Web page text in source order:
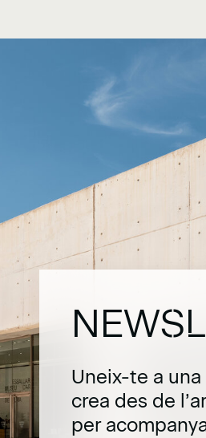
Uneix-te a
crea des de
per